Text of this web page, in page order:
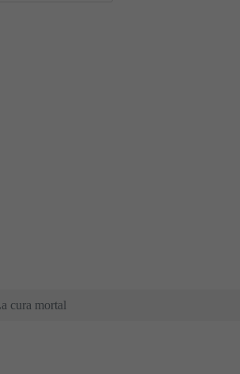
cura mortal